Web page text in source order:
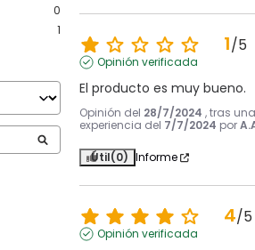
0
1
1/5
Opinión verificada
El producto es muy bueno.
Opinión del 28/7/2024 , tras una
experiencia del 7/7/2024 por
Útil(0) Informe
4/5
Opinión verificada